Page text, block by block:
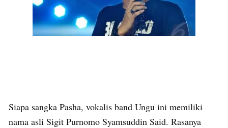
Siapa sangka Pasha, vokalis band Ungu ini memiliki
nama asli Sigit Purnomo Syamsuddin Said. Rasanya